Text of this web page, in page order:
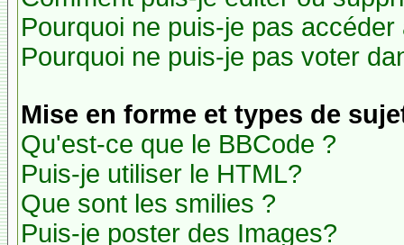
Pourquoi ne puis-je pas accéder
Pourquoi ne puis-je pas voter
Mise en forme et types de
Qu'est-ce que le BBCode ?
Puis-je utiliser le HTML?
Que sont les smilies ?
Puis-je poster des Images?